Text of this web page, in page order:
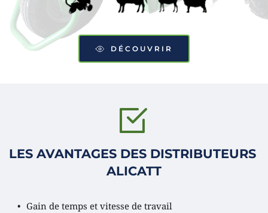
DÉCOUVRIR
LES AVANTAGES DES DISTRIBUTEURS
ALICATT
Gain de temps et vitesse de travail